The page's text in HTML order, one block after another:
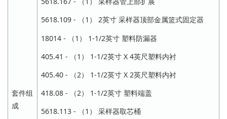
套件组
成
5618.109 - （1） 2英寸 采样器顶部金属篮式固定器
18014 - （1） 1-1/2英寸 塑料防漏器
405.41 - （1） 1-1/2英寸 X 4英尺塑料内衬
405.40 - （2） 1-1/2英寸 X 2英尺塑料内衬
418.08 - （2） 1-1/2英寸 塑料端盖
5618.113 - （1） 采样器取芯桶